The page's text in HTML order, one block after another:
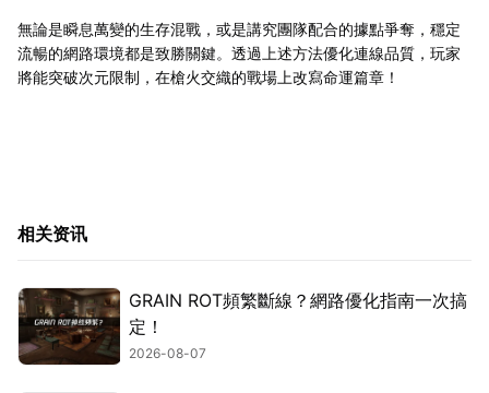
無論是瞬息萬變的生存混戰，或是講究團隊配合的據點爭奪，穩定
流暢的網路環境都是致勝關鍵。透過上述方法優化連線品質，玩家
將能突破次元限制，在槍火交織的戰場上改寫命運篇章！
相关资讯
GRAIN ROT頻繁斷線？網路優化指南一次搞
定！
2026-08-07